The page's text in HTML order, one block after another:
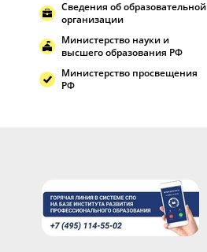
Сведения об образовательной
организации
Министерство науки и
высшего образования РФ
Министерство просвещения
РФ